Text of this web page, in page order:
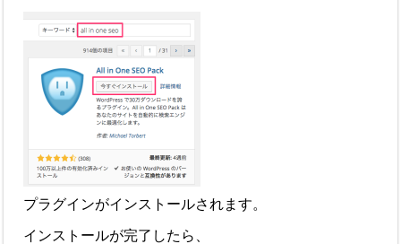
プラグインがインストールされます。
インストールが完了したら、